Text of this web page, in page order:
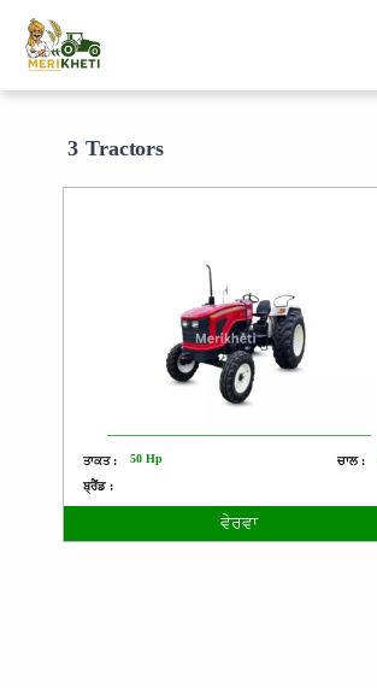
3 Tractors
ਤਾਕਤ : 50 Hp ਚਾਲ :
ਬ੍ਰੈਂਡ :
ਵੇਰਵਾ